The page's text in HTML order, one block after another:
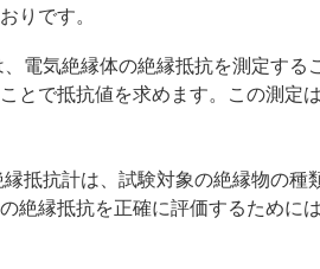
りです。
電気絶縁体の絶縁抵抗を測定する
とで抵抗値を求めます。この測定
抵抗計は、試験対象の絶縁物の種
絶縁抵抗を正確に評価するために